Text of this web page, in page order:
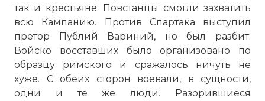
так и крестьяне. Повстанцы смогли захватить
всю Кампанию. Против Спартака выступил
претор Публий Вариний, но был разбит.
Войско восставших было организовано по
образцу римского и сражалось ничуть не
хуже. С обеих сторон воевали, в сущности,
одни и те же люди. Разорившиеся